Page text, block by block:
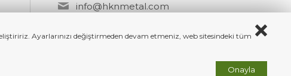
Onayla
Ayarlarınızı değiştirmeden devam etmeniz, web sitesindeki tüm
info@hknmetal.com
/ İSTANBUL